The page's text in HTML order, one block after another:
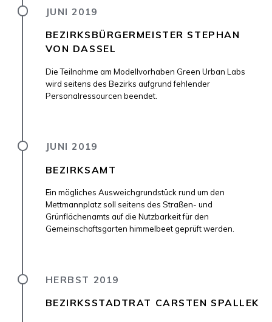
JUNI 2019
BEZIRKSBÜRGERMEISTER STEPHAN
VON DASSEL
Die Teilnahme am Modellvorhaben Green Urban Labs
wird seitens des Bezirks aufgrund fehlender
Personalressourcen beendet.
JUNI 2019
BEZIRKSAMT
Ein mögliches Ausweichgrundstück rund um den
Mettmannplatz soll seitens des Straßen- und
Grünflächenamts auf die Nutzbarkeit für den
Gemeinschaftsgarten himmelbeet geprüft werden.
HERBST 2019
BEZIRKSSTADTRAT CARSTEN SPALLEK